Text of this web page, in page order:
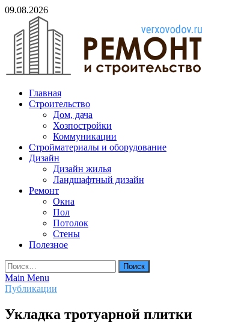
Skip
content
09.08.2026
verxovodov.ru
Ремонт и строительство
Главная
Строительство
Дом, дача
Хозпостройки
Коммуникации
Стройматериалы и оборудование
Дизайн
Дизайн жилья
Ландшафтный дизайн
Ремонт
Окна
Пол
Потолок
Стены
Полезное
Найти:
Main Menu
Публикации
Укладка тротуарной плитки